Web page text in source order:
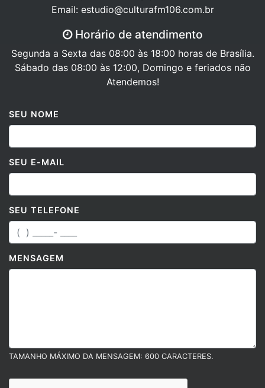
Email: estudio@culturafm106.com.br
Horário de atendimento
Segunda a Sexta das 08:00 às 18:00 horas de Brasília.
Sábado das 08:00 às 12:00, Domingo e feriados não
Atendemos!
SEU NOME
SEU E-MAIL
SEU TELEFONE
MENSAGEM
TAMANHO MÁXIMO DA MENSAGEM: 600 CARACTERES.